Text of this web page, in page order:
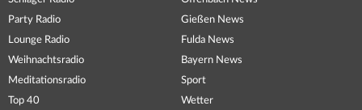
Party Radio
Lounge Radio
Weihnachtsradio
Meditationsradio
Top 40
Gießen News
Fulda News
Bayern News
Sport
Wetter